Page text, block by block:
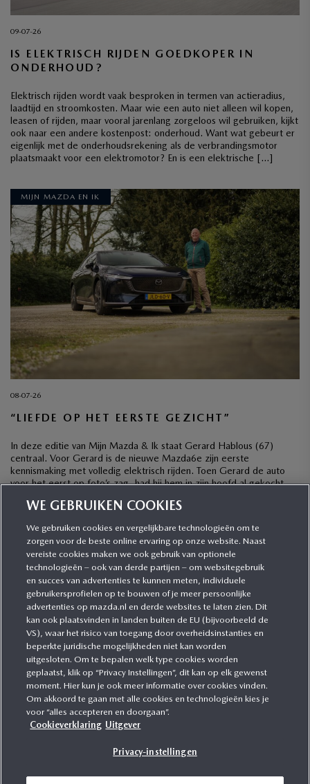
09-07-26
IS ELEKTRISCH RIJDEN GOEDKOPER IN
ONDERHOUD?
Elektrisch rijden wordt vaak besproken in termen van actieradius,
laadtijd en stroomkosten. Maar wie een auto niet alleen wil kopen,
leasen of rijden, maar vooral jarenlang zorgeloos wil gebruiken, kijkt
ook naar een andere kostenpost: onderhoud. Want wat gebeurt er
eigenlijk met de onderhoudsrekening als de verbrandingsmotor
plaatsmaakt voor een elektromotor? En is een elektrische […]
MIJN MAZDA EN IK
08-07-26
“LIEFDE OP HET EERSTE GEZICHT”
In deze editie van Mijn Mazda & Ik staat Gerard Hablous (67)
centraal. Voor Gerard is de nieuwe Mazda6e zijn eerste
kennismaking met volledig elektrisch rijden. Toen Gerard de auto
voor het eerst op foto’s zag, had hij hem in zijn hoofd al gekocht,
CATEGORIEËN
MEER INFORMATIE
MEER ERVAREN
WE GEBRUIKEN COOKIES
We gebruiken cookies en vergelijkbare technologieën om te
zorgen voor de beste online ervaring op onze website. Naast
vereiste cookies maken we ook gebruik van optionele
technologieën – ook van derde partijen – om websitegebruik
en succes van advertenties te kunnen meten, individuele
gebruikersprofielen op te bouwen of je meer persoonlijke
advertenties op mazda.nl en derde websites te laten zien. Dit
kan ook plaatsvinden in landen buiten de EU (bijvoorbeeld de
VS), waar het risico van toegang door overheidsinstanties en
beperkte juridische mogelijkheden niet kan worden
uitgesloten. Om te bepalen welk type cookies worden
geplaatst, klik op “Privacy Instellingen”, dit kan op elk gewenst
moment. Hier kun je ook meer informatie over cookies vinden.
Om akkoord te gaan met alle cookies en technologieën kies je
voor “alles accepteren en doorgaan”.
Cookieverklaring Uitgever
Privacy-instellingen